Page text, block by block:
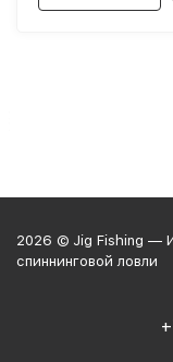
2026 © Jig Fishing —
спиннинговой ловли